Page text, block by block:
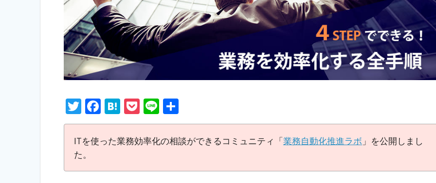
T
w
itt
er
F
ac
e
b
o
H
at
e
n
a
P
o
ck
et
Li
n
e
h
ar
e
ITを使った業務効率化の相談ができるコミュニティ「業務自動化推進ラボ 」を公開しまし
た。